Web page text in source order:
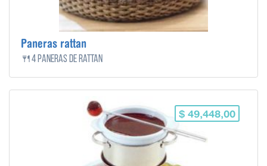
Paneras rattan
🍴4 paneras de rattan
$ 49,448,00